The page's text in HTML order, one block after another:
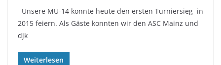
Unsere MU-14 konnte heute den ersten Turniersieg in
2015 feiern. Als Gäste konnten wir den ASC Mainz und
djk
Weiterlesen